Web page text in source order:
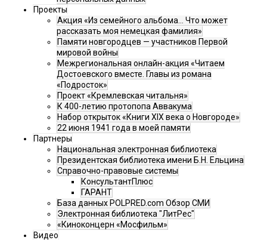
Проекты
Акция «Из семейного альбома... Что может
рассказать моя немецкая фамилия»
Памяти новгородцев — участников Первой
мировой войны
Межрегиональная онлайн-акция «Читаем
Достоевского вместе. Главы из романа
«Подросток»
Проект «Кремлевская читальня»
К 400-летию протопопа Аввакума
Набор открыток «Книги XIX века о Новгороде»
22 июня 1941 года в моей памяти
Партнеры
Национальная электронная библиотека
Президентская библиотека имени Б.Н. Ельцина
Справочно-правовые системы
КонсультантПлюс
ГАРАНТ
База данных POLPRED.com Обзор СМИ
Электронная библиотека "ЛитРес"
«Киноконцерн «Мосфильм»
Видео